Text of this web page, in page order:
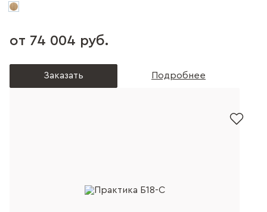
от 74 004 руб.
Заказать Подробнее